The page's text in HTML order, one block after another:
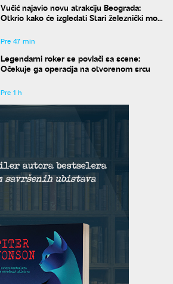
Vučić najavio novu atrakciju Beograda:
Otkrio kako će izgledati Stari železnički most
Pre 47 min
Legendarni roker se povlači sa scene:
Očekuje ga operacija na otvorenom srcu
Pre 1 h